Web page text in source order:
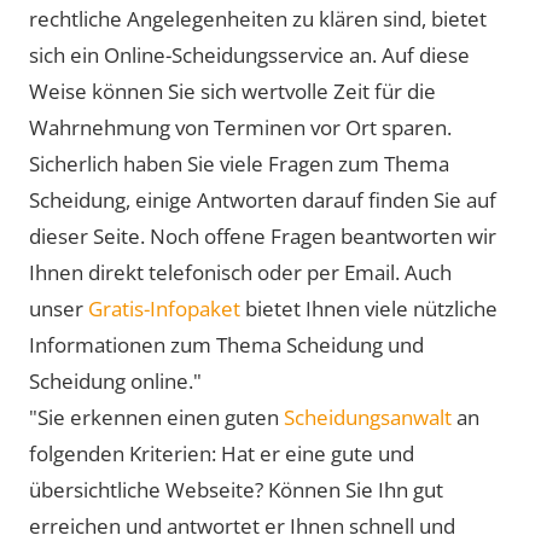
rechtliche Angelegenheiten zu klären sind, bietet
sich ein Online-Scheidungsservice an. Auf diese
Weise können Sie sich wertvolle Zeit für die
Wahrnehmung von Terminen vor Ort sparen.
Sicherlich haben Sie viele Fragen zum Thema
Scheidung, einige Antworten darauf finden Sie auf
dieser Seite. Noch offene Fragen beantworten wir
Ihnen direkt telefonisch oder per Email. Auch
unser Gratis-Infopaket bietet Ihnen viele nützliche
Informationen zum Thema Scheidung und
Scheidung online."
"Sie erkennen einen guten Scheidungsanwaltan
folgenden Kriterien: Hat er eine gute und
übersichtliche Webseite? Können Sie Ihn gut
erreichen und antwortet er Ihnen schnell und